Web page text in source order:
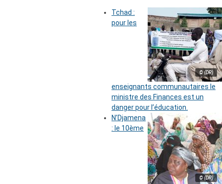
© (DR)
Tchad :
pour les
enseignants communautaires le
ministre des Finances est un
danger pour l’éducation.
© (DR)
N’Djamena
: le 10ème